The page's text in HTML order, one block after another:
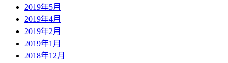
2019年5月
2019年4月
2019年2月
2019年1月
2018年12月